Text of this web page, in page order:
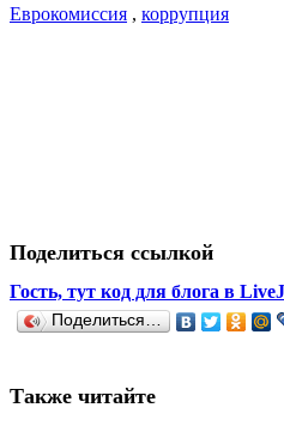
Еврокомиссия , коррупция
Поделиться ссылкой
Гость, тут код для блога в
Поделиться…
Также читайте